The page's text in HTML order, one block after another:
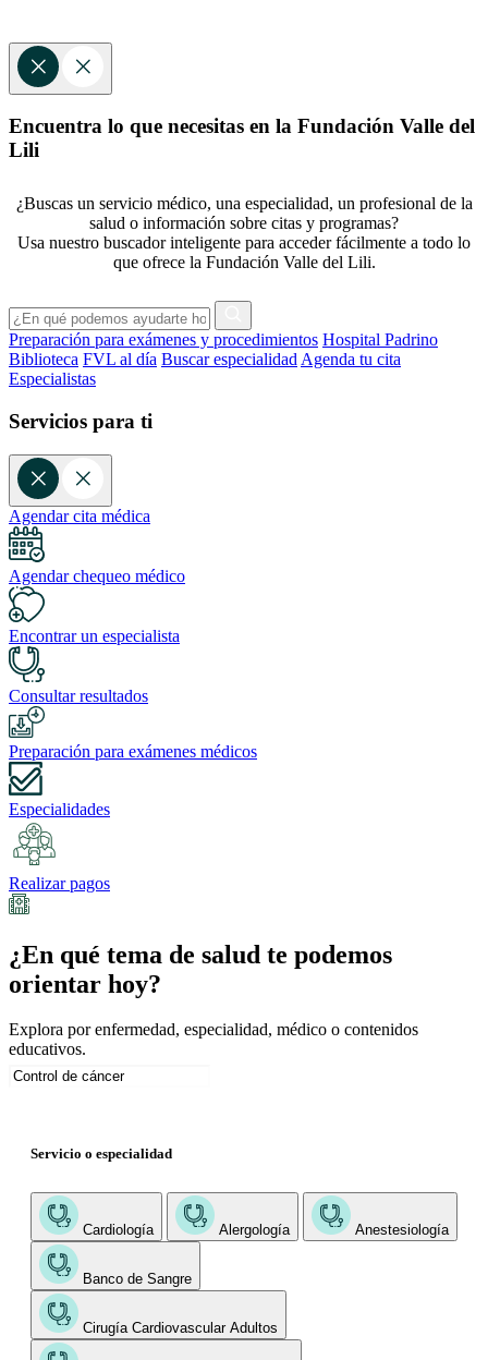
Encuentra lo que necesitas en la Fundación Valle del
Lili
¿Buscas un servicio médico, una especialidad, un profesional de la
salud o información sobre citas y programas?
Usa nuestro buscador inteligente para acceder fácilmente a todo lo
que ofrece la Fundación Valle del Lili.
Preparación para exámenes y procedimientos Hospital Padrino
Biblioteca FVL al día Buscar especialidad Agenda tu cita
Especialistas
Servicios para ti
Agendar cita médica
Agendar chequeo médico
Encontrar un especialista
Consultar resultados
Preparación para exámenes médicos
Especialidades
Realizar pagos
¿En qué tema de salud te podemos
orientar hoy?
Explora por enfermedad, especialidad, médico o contenidos
educativos.
Servicio o especialidad
Cardiología Alergología Anestesiología
Banco de Sangre
Cirugía Cardiovascular Adultos